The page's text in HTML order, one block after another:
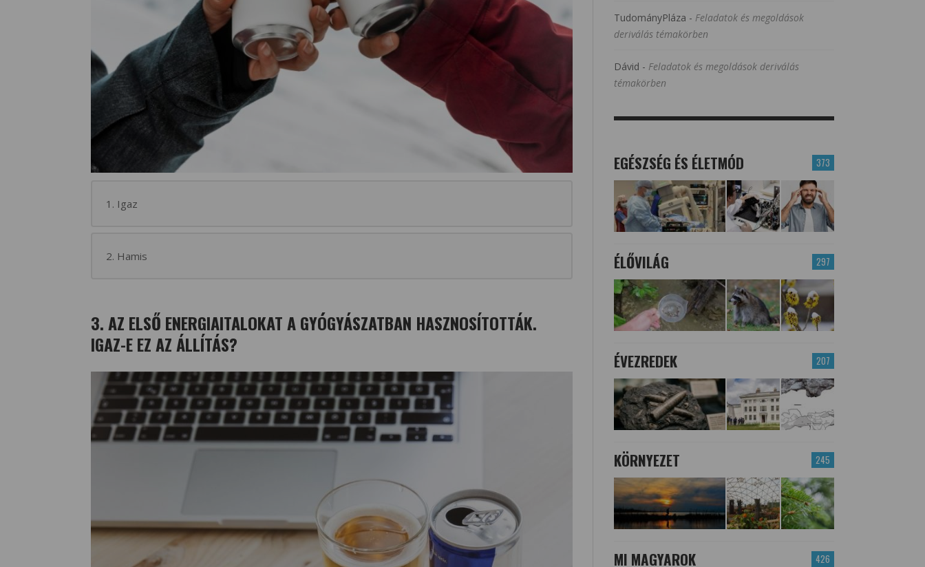
1. Igaz
2. Hamis
3. AZ ELSŐ ENERGIAITALOKAT A GYÓGYÁSZATBAN HASZNOSÍTOTTÁK.
IGAZ-E EZ AZ ÁLLÍTÁS?
TudományPláza - Feladatok és megoldások
deriválás témakörben
Dávid - Feladatok és megoldások deriválás
témakörben
373
EGÉSZSÉG ÉS ÉLETMÓD
297
ÉLŐVILÁG
207
ÉVEZREDEK
245
KÖRNYEZET
426
MI MAGYAROK